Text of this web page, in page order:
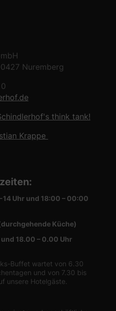
Nuremberg
think tank!
Krappe
:
14 Uhr und 18:00 – 00:00
Küche)
18.00 – 0.00 Uhr
Buffet wartet von 6.30
und von 7.30 bis
unsere Hotelgäste.